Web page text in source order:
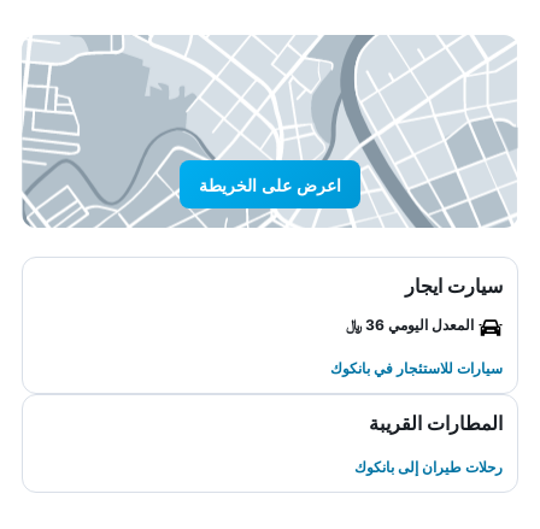
اعرض على الخريطة
سيارت ايجار
المعدل اليومي 36 ﷼
سيارات للاستئجار في بانكوك
المطارات القريبة
رحلات طيران إلى بانكوك